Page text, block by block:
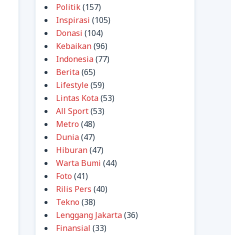
Politik(157)
Inspirasi (105)
Donasi (104)
Kebaikan(96)
Indonesia(77)
Berita(65)
Lifestyle(59)
Lintas Kota(53)
All Sport(53)
Metro (48)
Dunia(47)
Hiburan(47)
Warta Bumi (44)
Foto (41)
Rilis Pers (40)
Tekno (38)
Lenggang Jakarta(36)
Finansial (33)